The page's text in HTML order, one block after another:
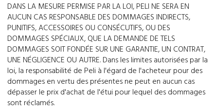
DANS LA MESURE PERMISE PAR LA LOI, PELI NE SERA EN
AUCUN CAS RESPONSABLE DES DOMMAGES INDIRECTS,
PUNITIFS, ACCESSOIRES OU CONSÉCUTIFS, OU DES
DOMMAGES SPÉCIAUX, QUE LA DEMANDE DE TELS
DOMMAGES SOIT FONDÉE SUR UNE GARANTIE, UN CONTRAT,
UNE NÉGLIGENCE OU AUTRE. Dans les limites autorisées par la
loi, la responsabilité de Peli à l'égard de l'acheteur pour des
dommages en vertu des présentes ne peut en aucun cas
dépasser le prix d'achat de l'étui pour lequel des dommages
sont réclamés.